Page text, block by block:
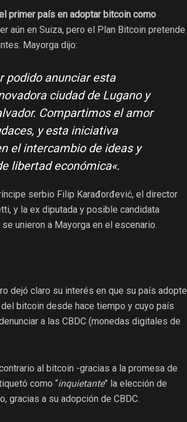
primer país en adoptar bitcoin como
aún en Suiza, pero el Plan Bitcoin pretende
Mayorga dijo:
podido anunciar esta
ciudad de Lugano y
Compartimos el amor
y esta iniciativa
el intercambio de ideas y
libertad económica«.
serbio Filip Karađorđević, el director
y la ex diputada y posible candidata
unieron a Mayorga en el escenario.
dejó claro su interés en que su país adopte
bitcoin desde hace tiempo y cuyo país
a las CBDC (monedas digitales de
al bitcoin -gracias a la promesa de
como “inquietante” la elección de
gracias a su adopción de CBDC.